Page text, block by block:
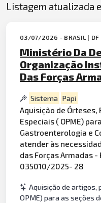
Listagem atualizada
03/07/2026 - BRASIL | DF
Ministério Da
Organização
Das Forças
Sistema Papi
Aquisição de Órteses,
Especiais ( OPME)
Gastroenterologia e
atender às
das Forças Armadas -
035010/2025- 28
Aquisição de artigos,
OPME) para as seções